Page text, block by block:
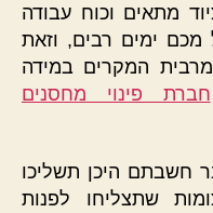
מתאים וכוח עבודה
מכם ימים רבים, וזאת
המקרים במידה
חברת פינוי מחסנים
חשבתם היכן תשליכו
שתצליחו לפנות